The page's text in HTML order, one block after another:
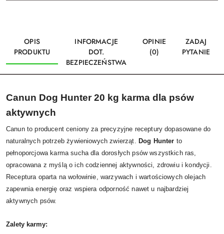
OPIS
PRODUKTU
INFORMACJE
DOT.
BEZPIECZEŃSTWA
OPINIE
(0)
ZADAJ
PYTANIE
Canun Dog Hunter 20 kg karma dla psów
aktywnych
Canun to producent ceniony za precyzyjne receptury dopasowane do
naturalnych potrzeb żywieniowych zwierząt. Dog Hunter to
pełnoporcjowa karma sucha dla dorosłych psów wszystkich ras,
opracowana z myślą o ich codziennej aktywności, zdrowiu i kondycji.
Receptura oparta na wołowinie, warzywach i wartościowych olejach
zapewnia energię oraz wspiera odporność nawet u najbardziej
aktywnych psów.
Zalety karmy: